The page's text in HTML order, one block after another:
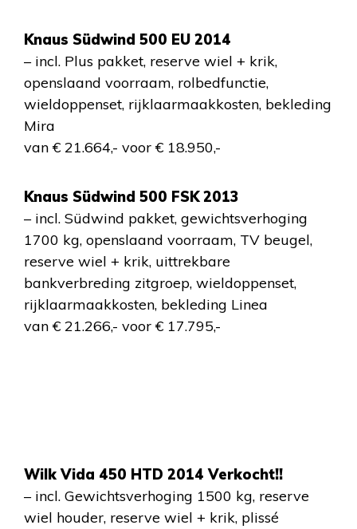
Knaus Südwind 500 EU 2014
– incl. Plus pakket, reserve wiel + krik,
openslaand voorraam, rolbedfunctie,
wieldoppenset, rijklaarmaakkosten, bekleding
Mira
van € 21.664,- voor € 18.950,-
Knaus Südwind 500 FSK 2013
– incl. Südwind pakket, gewichtsverhoging
1700 kg, openslaand voorraam, TV beugel,
reserve wiel + krik, uittrekbare
bankverbreding zitgroep, wieldoppenset,
rijklaarmaakkosten, bekleding Linea
van € 21.266,- voor € 17.795,-
Wilk Vida 450 HTD 2014 Verkocht!!
– incl. Gewichtsverhoging 1500 kg, reserve
wiel houder, reserve wiel + krik, plissé